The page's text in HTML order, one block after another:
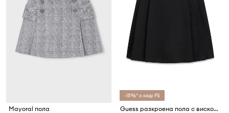
Mayoral пола
-15%* с код: FS
Guess разкроена пола с вискоза